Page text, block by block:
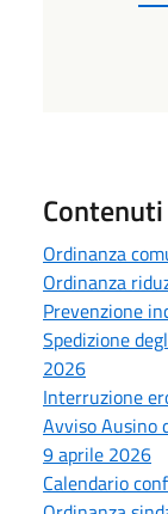
Ordinanza
Ordinanza
Prevenzione
Spedizione
2026
Interruzione
Avviso Ausino
9 aprile 2026
Calendario